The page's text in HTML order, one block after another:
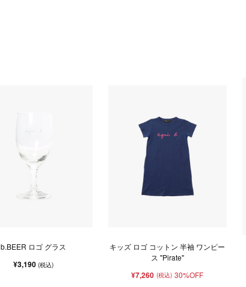
b.BEER ロゴ グラス
¥3,190(税込)
キッズ ロゴ コットン 半袖 ワンピー
ス "Pirate"
¥7,260 (税込) 30%OFF